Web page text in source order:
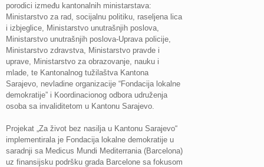
porodici između kantonalnih ministarstava:
Ministarstvo za rad, socijalnu politiku, raseljena lica
i izbjeglice, Ministarstvo unutrašnjih poslova,
Ministarstvo unutrašnjih poslova-Uprava policije,
Ministarstvo zdravstva, Ministarstvo pravde i
uprave, Ministarstvo za obrazovanje, nauku i
mlade, te Kantonalnog tužilaštva Kantona
Sarajevo, nevladine organizacije “Fondacija lokalne
demokratije” i Koordinacionog odbora udruženja
osoba sa invaliditetom u Kantonu Sarajevo.
Projekat „Za život bez nasilja u Kantonu Sarajevo“
implementirala je Fondacija lokalne demokratije u
saradnji sa Medicus Mundi Mediterrania (Barcelona)
uz finansijsku podršku grada Barcelone sa fokusom